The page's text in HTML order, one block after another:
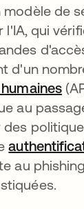
modèle de
l'IA, qui
d'un
au
au